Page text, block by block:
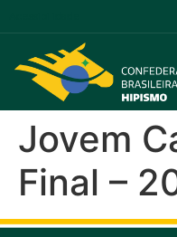
Jovem
Final –